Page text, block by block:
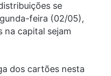
se
feira (02/05),
na capital sejam
dos cartões nesta